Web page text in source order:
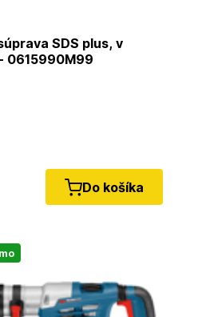
SDS plus, v
0615990M99
Do košíka